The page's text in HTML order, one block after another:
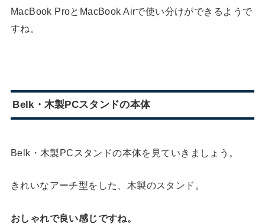
MacBook ProとMacBook Airで使い分けができるようで
すね。
Belk・木製PCスタンドの本体
Belk・木製PCスタンドの本体を見ていきましょう。
きれいなアーチ型をした、木製のスタンド。
おしゃれで良い感じですね。